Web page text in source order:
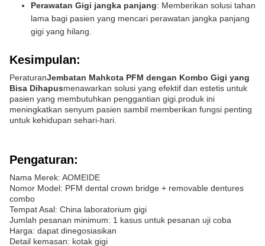
Perawatan Gigi jangka panjang: Memberikan solusi tahan
lama bagi pasien yang mencari perawatan jangka panjang
gigi yang hilang.
Kesimpulan:
PeraturanJembatan Mahkota PFM dengan Kombo Gigi yang
Bisa Dihapusmenawarkan solusi yang efektif dan estetis untuk
pasien yang membutuhkan penggantian gigi.produk ini
meningkatkan senyum pasien sambil memberikan fungsi penting
untuk kehidupan sehari-hari.
Pengaturan:
Nama Merek: AOMEIDE
Nomor Model: PFM dental crown bridge + removable dentures
combo
Tempat Asal: China laboratorium gigi
Jumlah pesanan minimum: 1 kasus untuk pesanan uji coba
Harga: dapat dinegosiasikan
Detail kemasan: kotak gigi